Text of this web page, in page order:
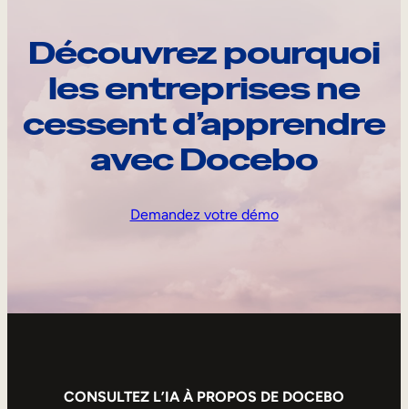
Découvrez pourquoi
les entreprises ne
cessent d’apprendre
avec Docebo
Demandez votre démo
CONSULTEZ L’IA À PROPOS DE DOCEBO